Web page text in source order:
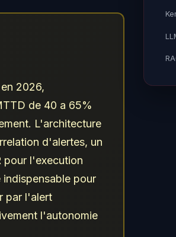
2026,
de 40 a 65%
L'architecture
d'alertes, un
pour l'execution
indispensable pour
par l'alert
l'autonomie